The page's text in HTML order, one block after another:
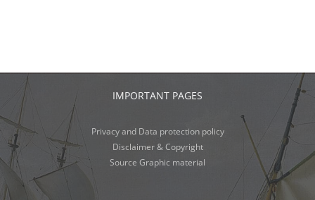
IMPORTANT PAGES
Privacy and Data protection policy
Disclaimer & Copyright
Source Graphic material